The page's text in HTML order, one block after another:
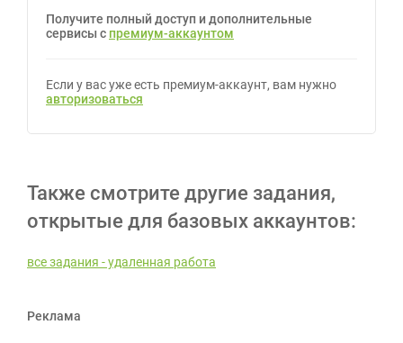
Получите полный доступ и дополнительные
сервисы с премиум-аккаунтом
Если у вас уже есть премиум-аккаунт, вам нужно
авторизоваться
Также смотрите другие задания,
открытые для базовых аккаунтов:
все задания - удаленная работа
Реклама